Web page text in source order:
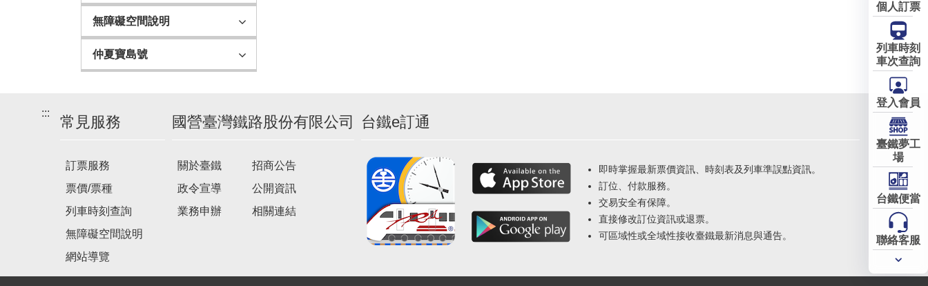
無障礙空間說明
仲夏寶島號
:::
常見服務
訂票服務
票價/票種
列車時刻查詢
無障礙空間說明
網站導覽
國營臺灣鐵路股份有限公司
關於臺鐵
政令宣導
業務申辦
招商公告
公開資訊
相關連結
台鐵e訂通
即時掌握最新票價資訊、時刻表及列車準誤點資訊。
訂位、付款服務。
交易安全有保障。
直接修改訂位資訊或退票。
可區域性或全域性接收臺鐵最新消息與通告。
個人訂票
列車時刻
車次查詢
登入會員
臺鐵夢工
場
台鐵便當
聯絡客服
常用